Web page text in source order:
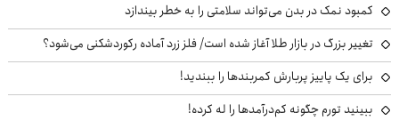
کمبود نمک در بدن می‌تواند سلامتی را به خطر بیندازد
تغییر بزرگ در بازار طلا آغاز شده است/ فلز زرد آماده رکوردشکنی می‌شود؟
برای یک پاییز پربارش کمربندها را ببندید!
ببینید تورم چگونه کم‌درآمدها را له کرده!